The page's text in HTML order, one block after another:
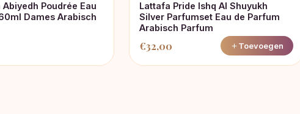
Poudrée Eau
Dames Arabisch
Lattafa Pride Ishq Al Shuyukh
Silver Parfumset Eau de Parfum
Arabisch Parfum
€32,00 Toevoegen